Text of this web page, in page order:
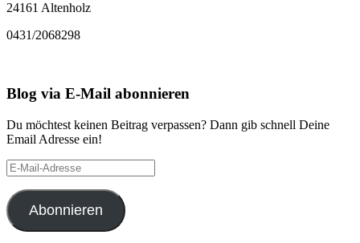
24161 Altenholz
0431/2068298
Blog via E-Mail abonnieren
Du möchtest keinen Beitrag verpassen? Dann gib schnell Deine
Email Adresse ein!
E-
Mail-
Adresse
Abonnieren